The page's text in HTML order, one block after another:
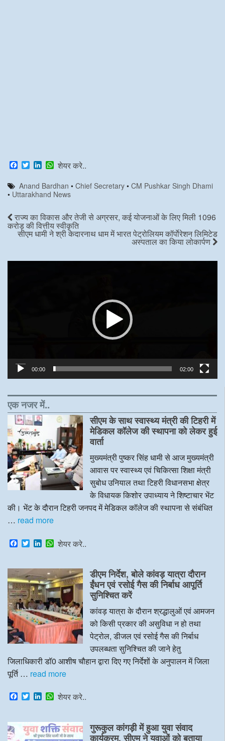
F
a
c
e
b
o
k
T
w
t
t
r
L
n
k
e
I
n
W
a
t
s
p
p
शेयर करे..
Anand Bardhan •Chief Secretary •CM Pushkar Singh Dhami
• Uttarakhand News
राज्य का विकास और तेजी से अग्रसर, कई योजनाओं के लिए मिली 1096
करोड़ की वित्तीय स्वीकृति
सीएम धामी ने श्री केदारनाथ धाम में भारत पेट्रोलियम कॉर्पाेरेशन लिमिटेड
अस्पताल का किया लोकार्पण
00:00 02:00
एक नजर में..
सीएम के साथ स्वास्थ्य मंत्री की टिहरी में
मेडिकल कॉलेज की स्थापना को लेकर हुई
वार्ता
मुख्यमंत्री पुष्कर सिंह धामी से आज मुख्यमंत्री
आवास पर स्वास्थ्य एवं चिकित्सा शिक्षा मंत्री
सुबोध उनियाल तथा टिहरी विधानसभा क्षेत्र
के विधायक किशोर उपाध्याय ने शिष्टाचार भेंट
की। भेंट के दौरान टिहरी जनपद में मेडिकल कॉलेज की स्थापना से संबंधित
… read more
F
a
e
b
o
o
k
T
w
t
t
e
r
L
k
e
d
I
n
W
t
s
A
p
p
शेयर करे..
डीएम निर्देश, बोले कांवड़ यात्रा दौरान
ईंधन एवं रसोई गैस की निर्बाध आपूर्ति
सुनिश्चित करें
कांवड़ यात्रा के दौरान श्रद्धालुओं एवं आमजन
को किसी प्रकार की असुविधा न हो तथा
पेट्रोल, डीजल एवं रसोई गैस की निर्बाध
उपलब्धता सुनिश्चित की जाने हेतु
जिलाधिकारी डॉ0 आशीष चौहान द्वारा दिए गए निर्देशों के अनुपालन में जिला
पूर्ति … read more
F
a
e
b
T
w
t
t
e
L
k
e
d
W
t
s
A
शेयर करे..
गुरूकुल कांगड़ी में हुआ युवा संवाद
कार्यक्रम, सीएम ने युवाओं को बताया